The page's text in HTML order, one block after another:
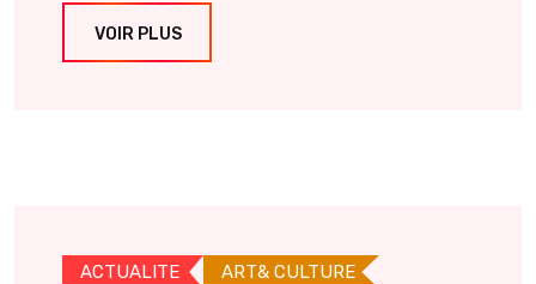
VOIR PLUS
ACTUALITE
ART& CULTURE